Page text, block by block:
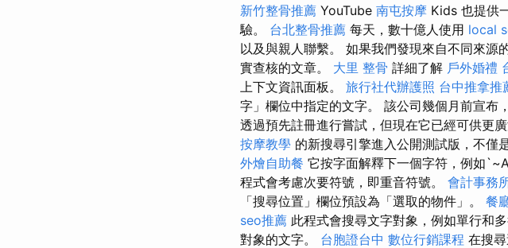
新竹整骨推薦 YouTube 南屯按摩 Kids 也提供
驗。 台北整骨推薦 每天，數十億人使用 local
以及與親人聯繫。 如果我們發現來自不同來源
實查核的文章。 大里 整骨 詳細了解 戶外婚禮
上下文資訊面板。 旅行社代辦護照 台中推拿推
字」欄位中指定的文字。 該公司幾個月前宣布
透過預先註冊進行嘗試，但現在它已經可供更
按摩教學 的新搜尋引擎進入公開測試版，不僅
外燴自助餐 它按字面解釋下一個字符，例如
程式會考慮次要符號，即重音符號。 會計事務
「搜尋位置」欄位預設為「選取的物件」。 餐
seo推薦 此程式會搜尋文字對象，例如單行和
對象的文字。 台胞證台中 數位行銷課程 在搜